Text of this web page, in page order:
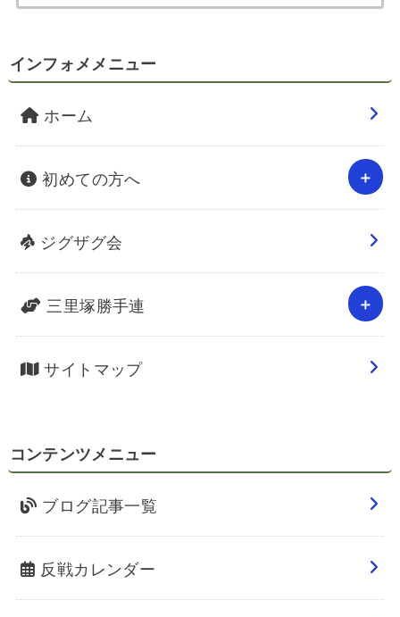
インフォメメニュー
ホーム
初めての方へ
ジグザグ会
三里塚勝手連
サイトマップ
コンテンツメニュー
ブログ記事一覧
反戦カレンダー